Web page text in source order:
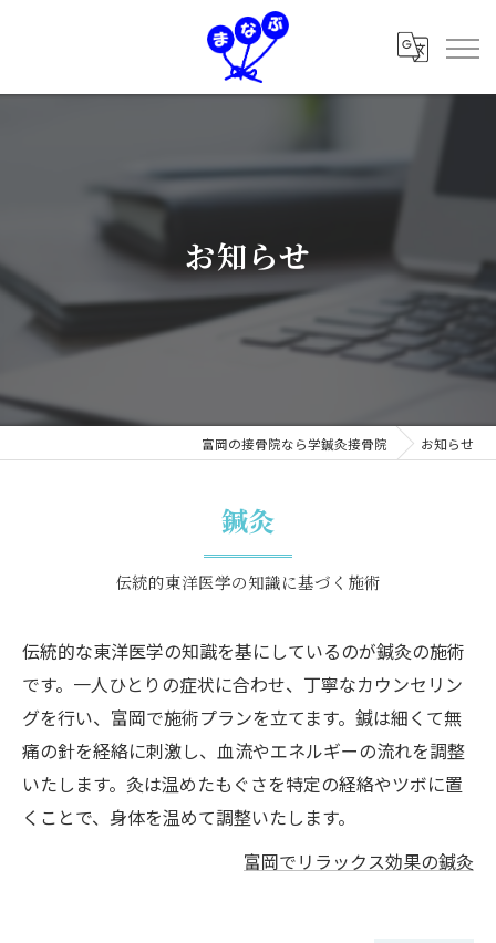
お知らせ
富岡の接骨院なら学鍼灸接骨院 お知らせ
鍼灸
伝統的東洋医学の知識に基づく施術
伝統的な東洋医学の知識を基にしているのが鍼灸の施術
です。一人ひとりの症状に合わせ、丁寧なカウンセリン
グを行い、富岡で施術プランを立てます。鍼は細くて無
痛の針を経絡に刺激し、血流やエネルギーの流れを調整
いたします。灸は温めたもぐさを特定の経絡やツボに置
くことで、身体を温めて調整いたします。
富岡でリラックス効果の鍼灸